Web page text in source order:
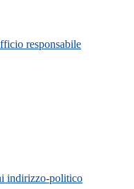
responsabile
indirizzo-politico